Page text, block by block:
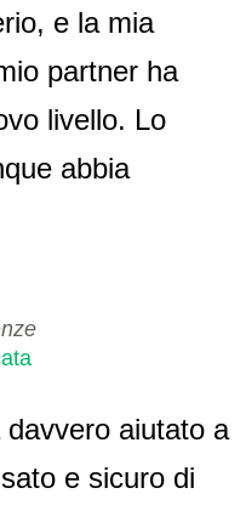
e la mia
partner ha
livello. Lo
abbia
aiutato a
e sicuro di